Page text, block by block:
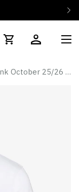
Camisola Pink October 25/26 - Mulher